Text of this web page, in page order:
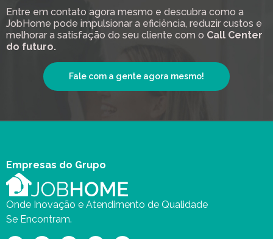
Entre em contato agora mesmo e descubra como a
JobHome pode impulsionar a eficiência, reduzir custos e
melhorar a satisfação do seu cliente com o Call Center
do futuro.
Fale com a gente agora mesmo!
Empresas do Grupo
Onde Inovação e Atendimento de Qualidade
Se Encontram.